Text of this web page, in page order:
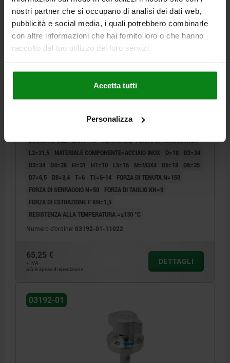
nostri partner che si occupano di analisi dei dati web,
pubblicità e social media, i quali potrebbero combinarle
con altre informazioni che hai fornito loro o che hanno
raccolto dal tuo utilizzo dei loro servizi.
Accetta tutti
Personalizza
03192-01
PERNO AUTOBLOCC. A SFERE CON COMANDO
COMP:ACCIAIO INOX LUCIDO, PERNO IN ACCIAIO
DIAMETRO DEL PERNO=10 VERSIONE 2=PERNO IN ACCIAIO INOX
L2=21,5
MATERIALE COMPONENTE=ACCIAIO INOX D=18
D2=34
D3=34
D4=28 H=31 H1=10 L5=16 M=M3X4 D5=18
D6=35
D7=6,5
D8=3,4 T=6 T1=6-14
FORZA DI TENUTA N=150
FORZA DI SERRAGGIO N=50
FORZA DI TAGLIO KN=9
FORZA DI ESTRAZIONE F KN=1,5
RESISTENZA ALLA TEMPERATURA =≤130 °C
Numero d’ordine: 03192-01-11022
65,25 €
+ IVA
più le spese di spedizione
DETTAGLI
03192-01